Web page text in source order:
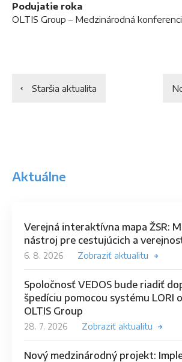
Podujatie roka
OLTIS Group – Medzinárodná
Staršia aktualita
Aktuálne
Verejná interaktívna mapa ŽSR:
nástroj pre cestujúcich a
6. 8. 2026 Zobraziť aktualitu
Spoločnosť VEDOS bude riadiť
špedíciu pomocou systému LORI
OLTIS Group
28. 7. 2026 Zobraziť aktualitu
Nový medzinárodný projekt: